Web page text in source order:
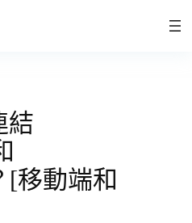
結
[移動端和